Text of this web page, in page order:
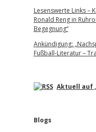
Lesenswerte Links –
Ronald Reng in
Begegnung“
Ankündigung:
Fußball-Literatur –
Aktuell auf
Blogs